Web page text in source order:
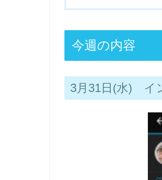
今週の内容
3月31日(水) イ